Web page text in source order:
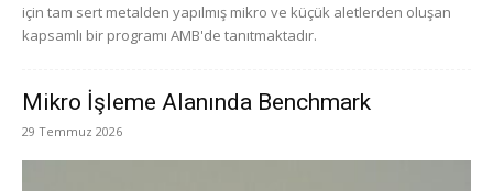
için tam sert metalden yapılmış mikro ve küçük aletlerden oluşan
kapsamlı bir programı AMB'de tanıtmaktadır.
Mikro İşleme Alanında Benchmark
29 Temmuz 2026